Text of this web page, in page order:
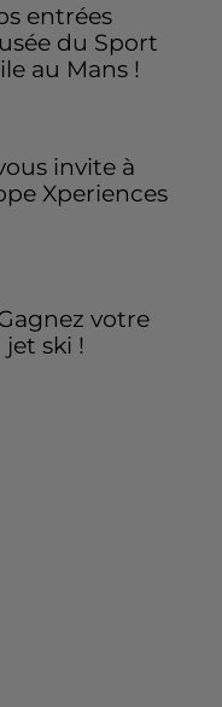
entrées
du Sport
au Mans !
invite à
Xperiences
votre
jet ski !